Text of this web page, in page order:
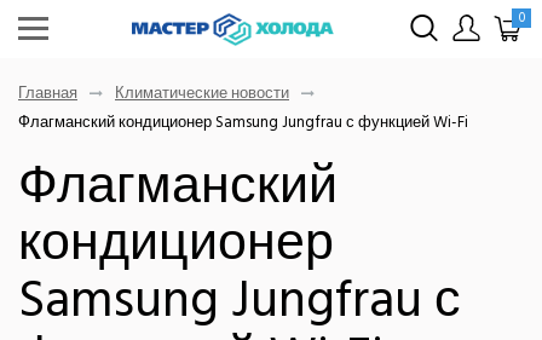
0
Главная
Климатические новости
Флагманский кондиционер Samsung Jungfrau с функцией Wi-Fi
Флагманский
кондиционер
Samsung Jungfrau с